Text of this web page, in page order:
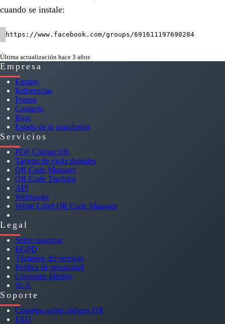
cuando se instale:
https://www.facebook.com/groups/691611197690284
Última actualización hace 3 años
Empresa
Equipo
Referencias
Prensa
Contacto
Blog
Estado de la plataforma
Servicios
PDF Código QR
Tarjetas de visita digitales
QR Code Manager
QR Code Tracking
API
Webhooks
White Label QR Code Manager
Legal
Sobre nosotros
RGPD
Términos del servicio
Política de privacidad
Corporate Identity
SLA
Soporte
Consejos sobre códigos QR
FAQ